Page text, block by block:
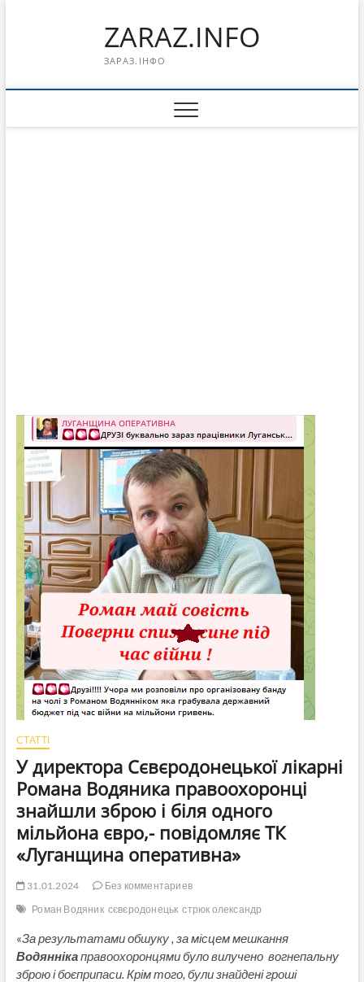
ZARAZ.INFO
ЗАРАЗ.ІНФО
СТАТТІ
У директора Сєвєродонецької лікарні
Романа Водяника правоохоронці
знайшли зброю і біля одного
мільйона євро,- повідомляє ТК
«Луганщина оперативна»
31.01.2024
Без комментариев
Роман Водяник сєвєродонецьк стрюк олександр
«За результатами обшуку , за місцем мешкання
Водяннікаправоохоронцями було вилучено вогнепальну
зброю і боєприпаси. Крім того, були знайдені гроші